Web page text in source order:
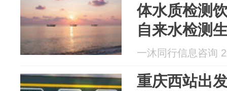
体水质检测
自来水检测
三方实地测
一沐同行信息咨询
重庆西站出